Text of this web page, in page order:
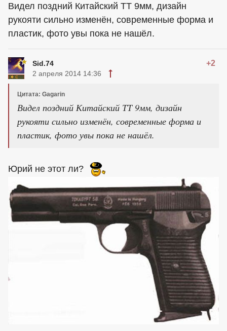
Видел поздний Китайский ТТ 9мм, дизайн
рукояти сильно изменён, современные форма и
пластик, фото увы пока не нашёл.
Sid.74 +2
2 апреля 2014 14:36
Цитата: Gagarin
Видел поздний Китайский ТТ 9мм, дизайн
рукояти сильно изменён, современные форма и
пластик, фото увы пока не нашёл.
Юрий не этот ли?